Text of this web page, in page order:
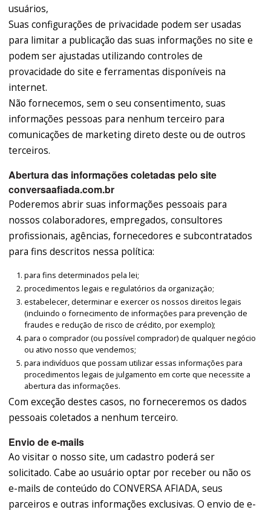
usuários,
Suas configurações de privacidade podem ser usadas
para limitar a publicação das suas informações no site e
podem ser ajustadas utilizando controles de
provacidade do site e ferramentas disponíveis na
internet.
Não fornecemos, sem o seu consentimento, suas
informações pessoas para nenhum terceiro para
comunicações de marketing direto deste ou de outros
terceiros.
Abertura das informações coletadas pelo site
conversaafiada.com.br
Poderemos abrir suas informações pessoais para
nossos colaboradores, empregados, consultores
profissionais, agências, fornecedores e subcontratados
para fins descritos nessa política:
para fins determinados pela lei;
procedimentos legais e regulatórios da organização;
estabelecer, determinar e exercer os nossos direitos legais
(incluindo o fornecimento de informações para prevenção de
fraudes e redução de risco de crédito, por exemplo);
para o comprador (ou possível comprador) de qualquer negócio
ou ativo nosso que vendemos;
para indivíduos que possam utilizar essas informações para
procedimentos legais de julgamento em corte que necessite a
abertura das informações.
Com exceção destes casos, no forneceremos os dados
pessoais coletados a nenhum terceiro.
Envio de e-mails
Ao visitar o nosso site, um cadastro poderá ser
solicitado. Cabe ao usuário optar por receber ou não os
e-mails de conteúdo do CONVERSA AFIADA, seus
parceiros e outras informações exclusivas. O envio de e-